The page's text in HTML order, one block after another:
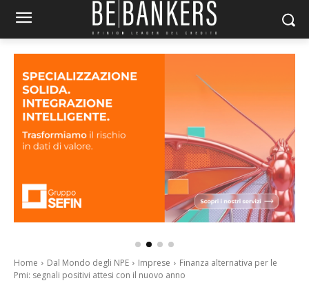
Home Dal Mondo degli NPE Imprese
Finanza alternativa per le
Pmi: segnali positivi attesi con il nuovo anno